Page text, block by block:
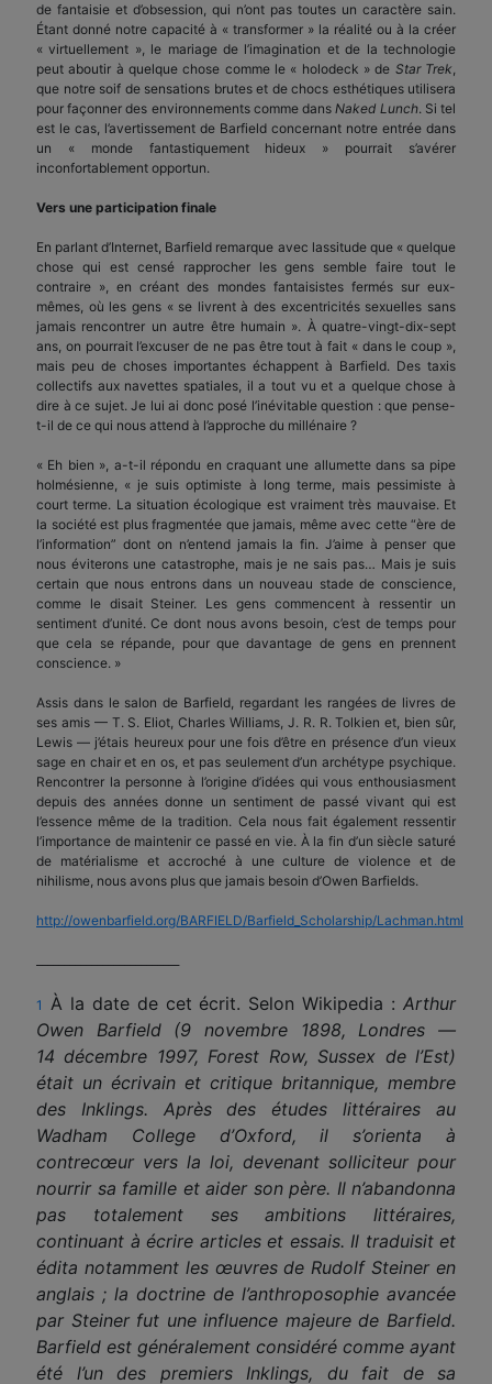
de fantaisie et d’obsession, qui n’ont pas toutes un caractère sain.
Étant donné notre capacité à « transformer » la réalité ou à la créer
« virtuellement », le mariage de l’imagination et de la technologie
peut aboutir à quelque chose comme le « holodeck » de Star Trek,
que notre soif de sensations brutes et de chocs esthétiques utilisera
pour façonner des environnements comme dansNaked Lunch. Si tel
est le cas, l’avertissement de Barfield concernant notre entrée dans
un « monde fantastiquement hideux » pourrait s’avérer
inconfortablement opportun.
Vers une participation finale
En parlant d’Internet, Barfield remarque avec lassitude que « quelque
chose qui est censé rapprocher les gens semble faire tout le
contraire », en créant des mondes fantaisistes fermés sur eux-
mêmes, où les gens « se livrent à des excentricités sexuelles sans
jamais rencontrer un autre être humain ». À quatre-vingt-dix-sept
ans, on pourrait l’excuser de ne pas être tout à fait « dans le coup »,
mais peu de choses importantes échappent à Barfield. Des taxis
collectifs aux navettes spatiales, il a tout vu et a quelque chose à
dire à ce sujet. Je lui ai donc posé l’inévitable question : que pense-
t-il de ce qui nous attend à l’approche du millénaire ?
« Eh bien », a-t-il répondu en craquant une allumette dans sa pipe
holmésienne, « je suis optimiste à long terme, mais pessimiste à
court terme. La situation écologique est vraiment très mauvaise. Et
la société est plus fragmentée que jamais, même avec cette “ère de
l’information” dont on n’entend jamais la fin. J’aime à penser que
nous éviterons une catastrophe, mais je ne sais pas… Mais je suis
certain que nous entrons dans un nouveau stade de conscience,
comme le disait Steiner. Les gens commencent à ressentir un
sentiment d’unité. Ce dont nous avons besoin, c’est de temps pour
que cela se répande, pour que davantage de gens en prennent
conscience. »
Assis dans le salon de Barfield, regardant les rangées de livres de
ses amis — T. S. Eliot, Charles Williams, J. R. R. Tolkien et, bien sûr,
Lewis — j’étais heureux pour une fois d’être en présence d’un vieux
sage en chair et en os, et pas seulement d’un archétype psychique.
Rencontrer la personne à l’origine d’idées qui vous enthousiasment
depuis des années donne un sentiment de passé vivant qui est
l’essence même de la tradition. Cela nous fait également ressentir
l’importance de maintenir ce passé en vie. À la fin d’un siècle saturé
de matérialisme et accroché à une culture de violence et de
nihilisme, nous avons plus que jamais besoin d’Owen Barfields.
http://owenbarfield.org/BARFIELD/Barfield_Scholarship/Lachman.html
1 À la date de cet écrit. Selon Wikipedia : Arthur
Owen Barfield (9 novembre 1898, Londres —
14 décembre 1997, Forest Row, Sussex de l’Est)
était un écrivain et critique britannique, membre
des Inklings. Après des études littéraires au
Wadham College d’Oxford, il s’orienta à
contrecœur vers la loi, devenant solliciteur pour
nourrir sa famille et aider son père. Il n’abandonna
pas totalement ses ambitions littéraires,
continuant à écrire articles et essais. Il traduisit et
édita notamment les œuvres de Rudolf Steiner en
anglais ; la doctrine de l’anthroposophie avancée
par Steiner fut une influence majeure de Barfield.
Barfield est généralement considéré comme ayant
été l’un des premiers Inklings, du fait de sa